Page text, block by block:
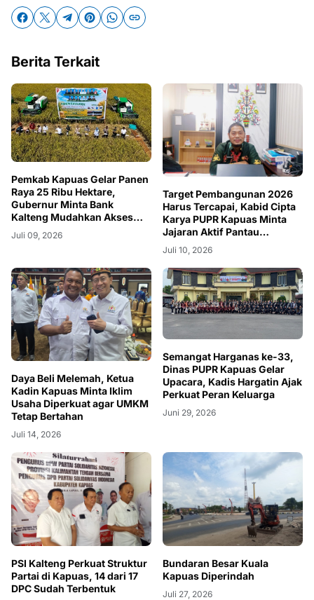
Berita Terkait
Pemkab Kapuas Gelar Panen
Raya 25 Ribu Hektare,
Gubernur Minta Bank
Kalteng Mudahkan Akses
KUR Petani
Juli 09, 2026
Target Pembangunan 2026
Harus Tercapai, Kabid Cipta
Karya PUPR Kapuas Minta
Jajaran Aktif Pantau
Lapangan
Juli 10, 2026
Daya Beli Melemah, Ketua
Kadin Kapuas Minta Iklim
Usaha Diperkuat agar UMKM
Tetap Bertahan
Juli 14, 2026
Semangat Harganas ke-33,
Dinas PUPR Kapuas Gelar
Upacara, Kadis Hargatin Ajak
Perkuat Peran Keluarga
Juni 29, 2026
PSI Kalteng Perkuat Struktur
Partai di Kapuas, 14 dari 17
DPC Sudah Terbentuk
Bundaran Besar Kuala
Kapuas Diperindah
Juli 27, 2026